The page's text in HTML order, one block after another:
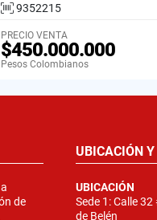
9352215
PRECIO VENTA
$450.000.000
Pesos Colombianos
de
UBICACIÓN
UBICACIÓN
Sede 1: Calle
de Belén